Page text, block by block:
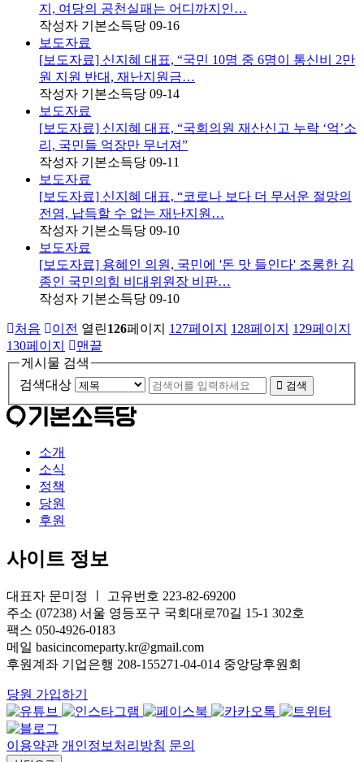
지, 여당의 공천실패는 어디까지인…
작성자 기본소득당 09-16
보도자료
[보도자료] 신지혜 대표, “국민 10명 중 6명이 통신비 2만
원 지원 반대, 재난지원금…
작성자 기본소득당 09-14
보도자료
[보도자료] 신지혜 대표, “국회의원 재산신고 누락 ‘억’소
리, 국민들 억장만 무너져”
작성자 기본소득당 09-11
보도자료
[보도자료] 신지혜 대표, “코로나 보다 더 무서운 절망의
전염, 납득할 수 없는 재난지원…
작성자 기본소득당 09-10
보도자료
[보도자료] 용혜인 의원, 국민에 '돈 맛 들인다' 조롱한 김
종인 국민의힘 비대위원장 비판…
작성자 기본소득당 09-10
처음 이전 열린126페이지 127페이지 128페이지 129페이지
130페이지
맨끝
게시물 검색
검색대상
검색
소개
소식
정책
당원
후원
사이트 정보
대표자 문미정 ㅣ 고유번호 223-82-69200
주소 (07238) 서울 영등포구 국회대로70길 15-1 302호
팩스 050-4926-0183
메일 basicincomeparty.kr@gmail.com
후원계좌 기업은행 208-155271-04-014 중앙당후원회
당원 가입하기
이용약관 개인정보처리방침 문의